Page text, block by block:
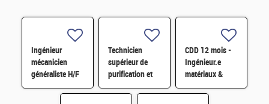
Ingénieur
mécanicien
généraliste H/F
Technicien
supérieur de
purification et
fabrication en
chaine blindée
CDD 12 mois -
Ingénieur.e
matériaux &
soudage H/F